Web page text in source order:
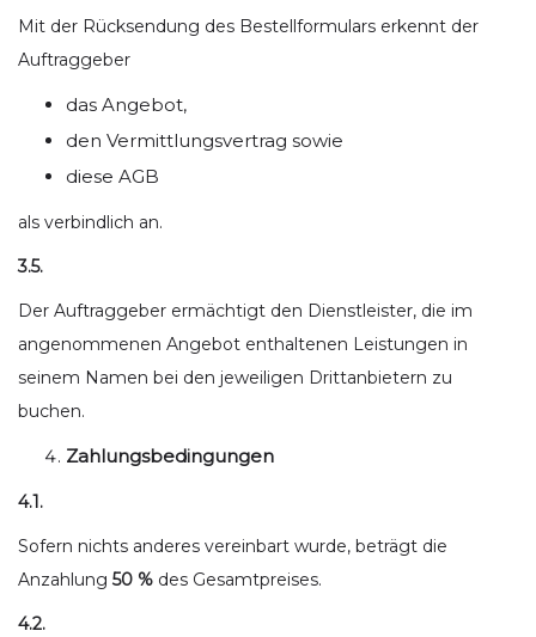
Mit der Rücksendung des Bestellformulars erkennt der
Auftraggeber
das Angebot,
den Vermittlungsvertrag sowie
diese AGB
als verbindlich an.
3.5.
Der Auftraggeber ermächtigt den Dienstleister, die im
angenommenen Angebot enthaltenen Leistungen in
seinem Namen bei den jeweiligen Drittanbietern zu
buchen.
Zahlungsbedingungen
4.1.
Sofern nichts anderes vereinbart wurde, beträgt die
Anzahlung 50 % des Gesamtpreises.
4.2.